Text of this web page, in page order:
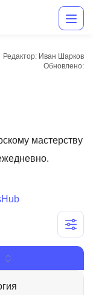
Редактор: Иван Шарков
Обновлено:
мастерству